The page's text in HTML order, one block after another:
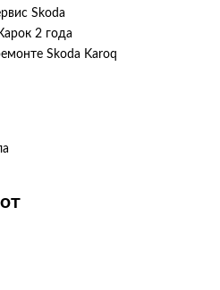
Skoda
2 года
Skoda Karoq